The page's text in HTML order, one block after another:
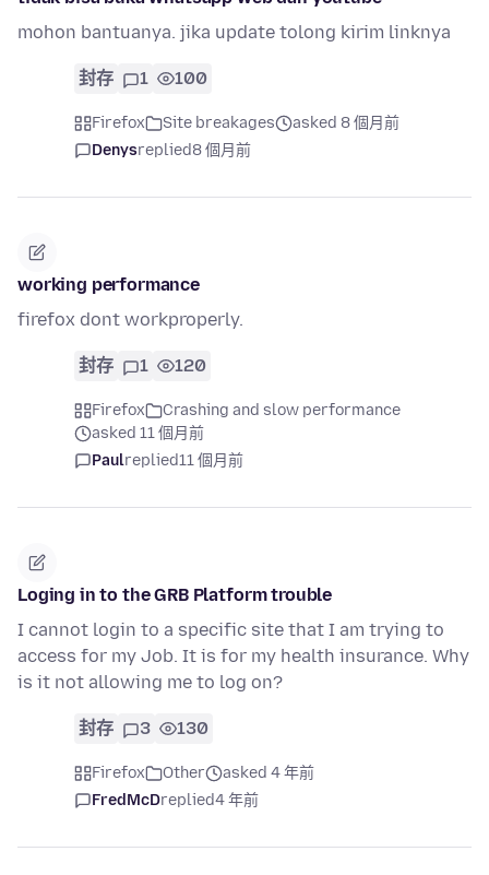
mohon bantuanya. jika update tolong kirim linknya
封存 1 100
Firefox Site breakages
asked 8 個月前
Denysreplied8 個月前
working performance
firefox dont workproperly.
封存 1 120
Firefox
Crashing and slow performance
asked 11 個月前
Paulreplied11 個月前
Loging in to the GRB Platform trouble
I cannot login to a specific site that I am trying to
access for my Job. It is for my health insurance. Why
is it not allowing me to log on?
封存 3 130
Firefox Other
asked 4 年前
FredMcDreplied4 年前